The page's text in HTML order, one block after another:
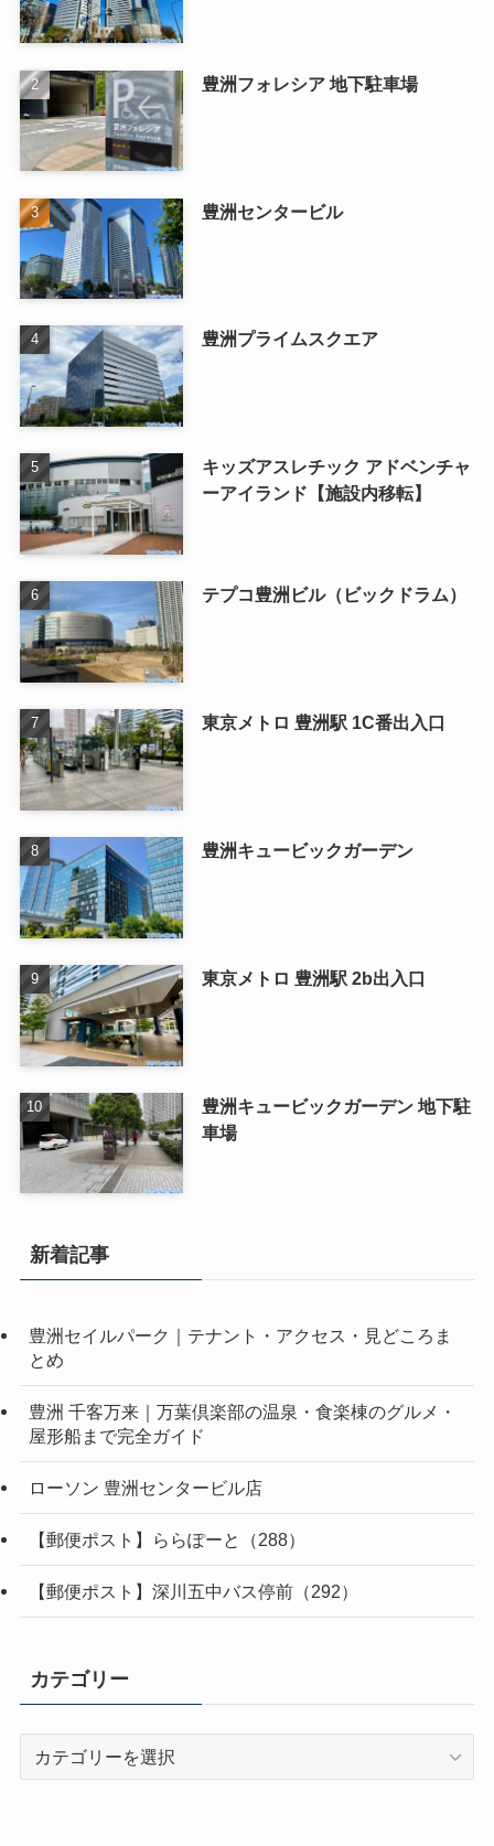
豊洲フォレシア 地下駐車場
豊洲センタービル
豊洲プライムスクエア
キッズアスレチック アドベンチャ
ーアイランド【施設内移転】
テプコ豊洲ビル（ビックドラム）
東京メトロ 豊洲駅 1C番出入口
豊洲キュービックガーデン
東京メトロ 豊洲駅 2b出入口
豊洲キュービックガーデン 地下駐
車場
新着記事
豊洲セイルパーク｜テナント・アクセス・見どころま
とめ
豊洲 千客万来｜万葉倶楽部の温泉・食楽棟のグルメ・
屋形船まで完全ガイド
ローソン 豊洲センタービル店
【郵便ポスト】ららぽーと（288）
【郵便ポスト】深川五中バス停前（292）
カテゴリー